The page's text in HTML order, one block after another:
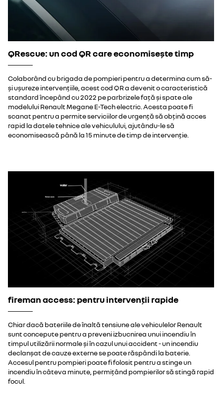
QRescue: un cod QR care economisește timp
Colaborând cu brigada de pompieri pentru a determina cum să-
și ușureze intervențiile, acest cod QR a devenit o caracteristică
standard începând cu 2022 pe parbrizele față și spate ale
modelului Renault Megane E-Tech electric. Acesta poate fi
scanat pentru a permite serviciilor de urgență să obțină acces
rapid la datele tehnice ale vehiculului, ajutându-le să
economisească până la 15 minute de timp de intervenție.
fireman access: pentru intervenții rapide
Chiar dacă bateriile de înaltă tensiune ale vehiculelor Renault
sunt concepute pentru a preveni izbucnirea unui incendiu în
timpul utilizării normale și în cazul unui accident - un incendiu
declanșat de cauze externe se poate răspândi la baterie.
Accesul pentru pompieri poate fi folosit pentru a stinge un
incendiu în câteva minute, permițând pompierilor să stingă rapid
focul.